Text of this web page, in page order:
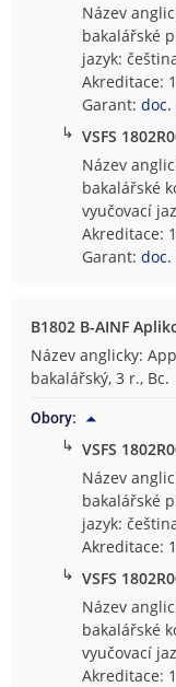
Název
bakalářské
jazyk:
Akreditace:
Garant:doc.
↳ VSFS
Název
bakalářské
vyučovací
Akreditace:
Garant:doc.
B1802 B-AINF
Název anglicky:
bakalářský, 3 r., Bc.
Obory:
↳ VSFS
Název
bakalářské
jazyk:
Akreditace:
↳ VSFS
Název
bakalářské
vyučovací
Akreditace: